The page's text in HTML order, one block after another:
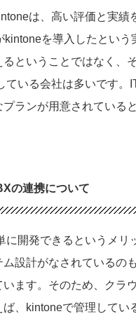
は、高い評価と実
kintoneを導入したとい
るということではなく、
ている会社は多いです
プランが用意されている
の連携について
に開発できるというメ
設計がなされているの
ます。そのため、クラ
、kintoneで管理してい